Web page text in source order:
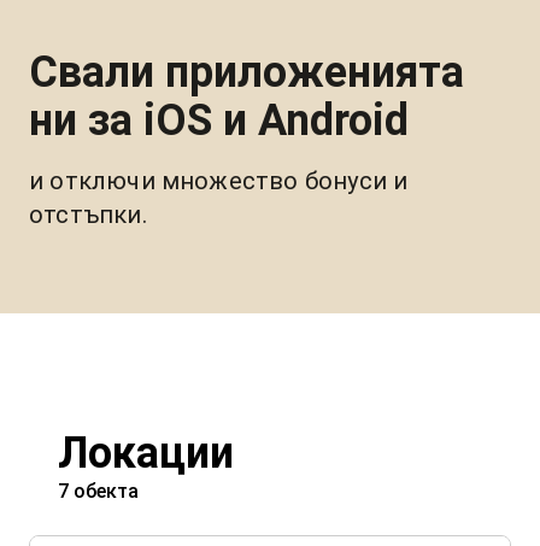
Свали приложенията
ни за iOS и Android
и отключи множество бонуси и
отстъпки.
Локации
7 обекта